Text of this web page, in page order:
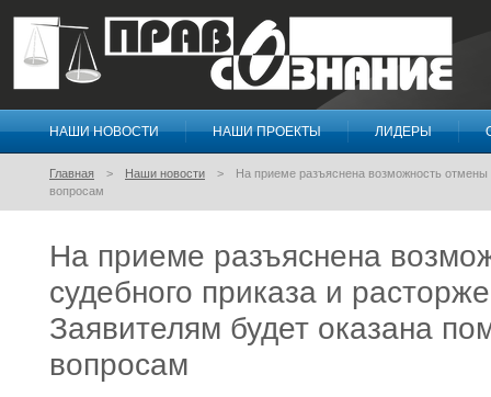
Правосознание
НАШИ НОВОСТИ НАШИ ПРОЕКТЫ ЛИДЕРЫ
Главная Наши новости
На приеме разъяснена возможность отмены
вопросам
На приеме разъяснена
судебного приказа и
Заявителям будет оказана
вопросам